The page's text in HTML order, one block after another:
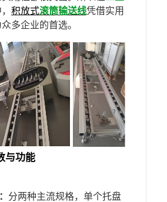
积放式滚筒输送线凭借实用
多企业的首选。
与功能
分两种主流规格，单个托盘